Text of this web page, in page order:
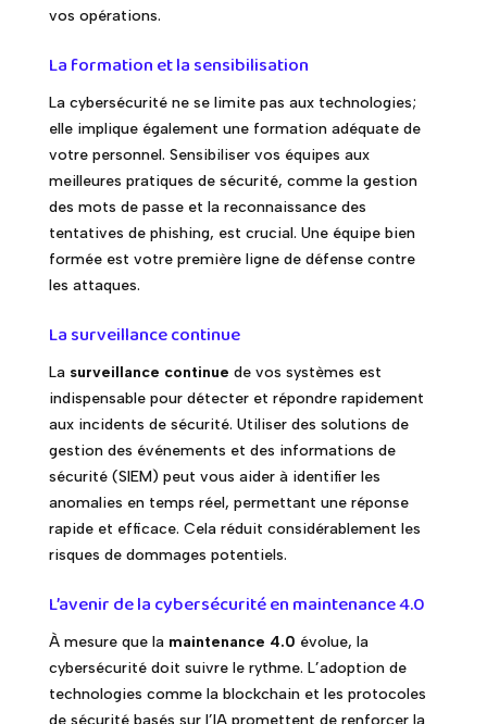
vos opérations.
La formation et la sensibilisation
La cybersécurité ne se limite pas aux technologies;
elle implique également une formation adéquate de
votre personnel. Sensibiliser vos équipes aux
meilleures pratiques de sécurité, comme la gestion
des mots de passe et la reconnaissance des
tentatives de phishing, est crucial. Une équipe bien
formée est votre première ligne de défense contre
les attaques.
La surveillance continue
La surveillance continue de vos systèmes est
indispensable pour détecter et répondre rapidement
aux incidents de sécurité. Utiliser des solutions de
gestion des événements et des informations de
sécurité (SIEM) peut vous aider à identifier les
anomalies en temps réel, permettant une réponse
rapide et efficace. Cela réduit considérablement les
risques de dommages potentiels.
L’avenir de la cybersécurité en maintenance 4.0
À mesure que la maintenance 4.0 évolue, la
cybersécurité doit suivre le rythme. L’adoption de
technologies comme la blockchain et les protocoles
de sécurité basés sur l’IA promettent de renforcer la